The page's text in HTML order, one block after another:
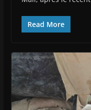
Read More